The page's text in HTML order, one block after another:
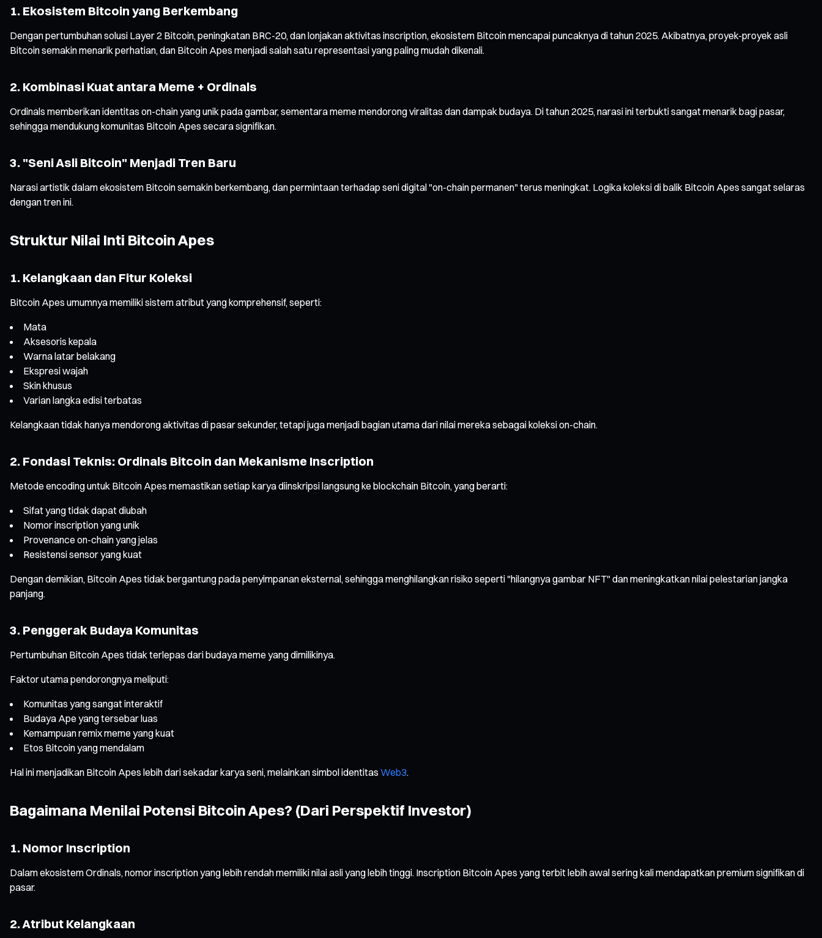
1. Ekosistem Bitcoin yang Berkembang
Dengan pertumbuhan solusi Layer 2 Bitcoin, peningkatan BRC-20, dan lonjakan aktivitas inscription, ekosistem Bitcoin mencapai puncaknya di tahun 2025. Akibatnya, proyek-proyek asli
Bitcoin semakin menarik perhatian, dan Bitcoin Apes menjadi salah satu representasi yang paling mudah dikenali.
2. Kombinasi Kuat antara Meme + Ordinals
Ordinals memberikan identitas on-chain yang unik pada gambar, sementara meme mendorong viralitas dan dampak budaya. Di tahun 2025, narasi ini terbukti sangat menarik bagi pasar,
sehingga mendukung komunitas Bitcoin Apes secara signifikan.
3. "Seni Asli Bitcoin" Menjadi Tren Baru
Narasi artistik dalam ekosistem Bitcoin semakin berkembang, dan permintaan terhadap seni digital "on-chain permanen" terus meningkat. Logika koleksi di balik Bitcoin Apes sangat selaras
dengan tren ini.
Struktur Nilai Inti Bitcoin Apes
1. Kelangkaan dan Fitur Koleksi
Bitcoin Apes umumnya memiliki sistem atribut yang komprehensif, seperti:
Mata
Aksesoris kepala
Warna latar belakang
Ekspresi wajah
Skin khusus
Varian langka edisi terbatas
Kelangkaan tidak hanya mendorong aktivitas di pasar sekunder, tetapi juga menjadi bagian utama dari nilai mereka sebagai koleksi on-chain.
2. Fondasi Teknis: Ordinals Bitcoin dan Mekanisme Inscription
Metode encoding untuk Bitcoin Apes memastikan setiap karya diinskripsi langsung ke blockchain Bitcoin, yang berarti:
Sifat yang tidak dapat diubah
Nomor inscription yang unik
Provenance on-chain yang jelas
Resistensi sensor yang kuat
Dengan demikian, Bitcoin Apes tidak bergantung pada penyimpanan eksternal, sehingga menghilangkan risiko seperti "hilangnya gambar NFT" dan meningkatkan nilai pelestarian jangka
panjang.
3. Penggerak Budaya Komunitas
Pertumbuhan Bitcoin Apes tidak terlepas dari budaya meme yang dimilikinya.
Faktor utama pendorongnya meliputi:
Komunitas yang sangat interaktif
Budaya Ape yang tersebar luas
Kemampuan remix meme yang kuat
Etos Bitcoin yang mendalam
Hal ini menjadikan Bitcoin Apes lebih dari sekadar karya seni, melainkan simbol identitas Web3.
Bagaimana Menilai Potensi Bitcoin Apes? (Dari Perspektif Investor)
1. Nomor Inscription
Dalam ekosistem Ordinals, nomor inscription yang lebih rendah memiliki nilai asli yang lebih tinggi. Inscription Bitcoin Apes yang terbit lebih awal sering kali mendapatkan premium signifikan di
pasar.
2. Atribut Kelangkaan